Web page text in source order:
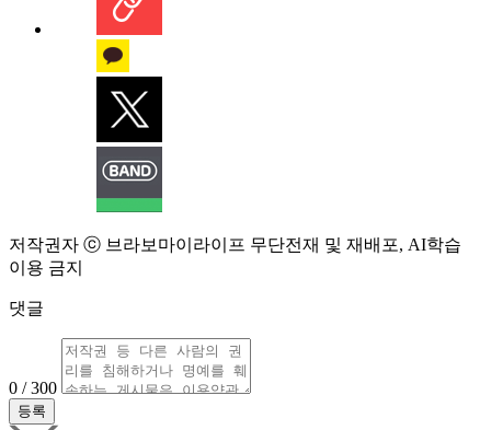
저작권자 ⓒ 브라보마이라이프 무단전재 및 재배포, AI학습
이용 금지
댓글
0 / 300